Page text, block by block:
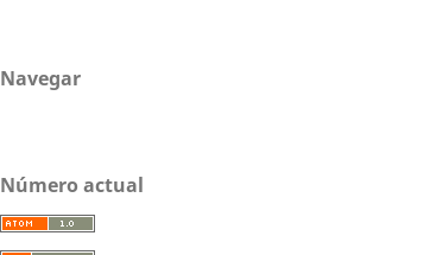
Navegar
Número actual